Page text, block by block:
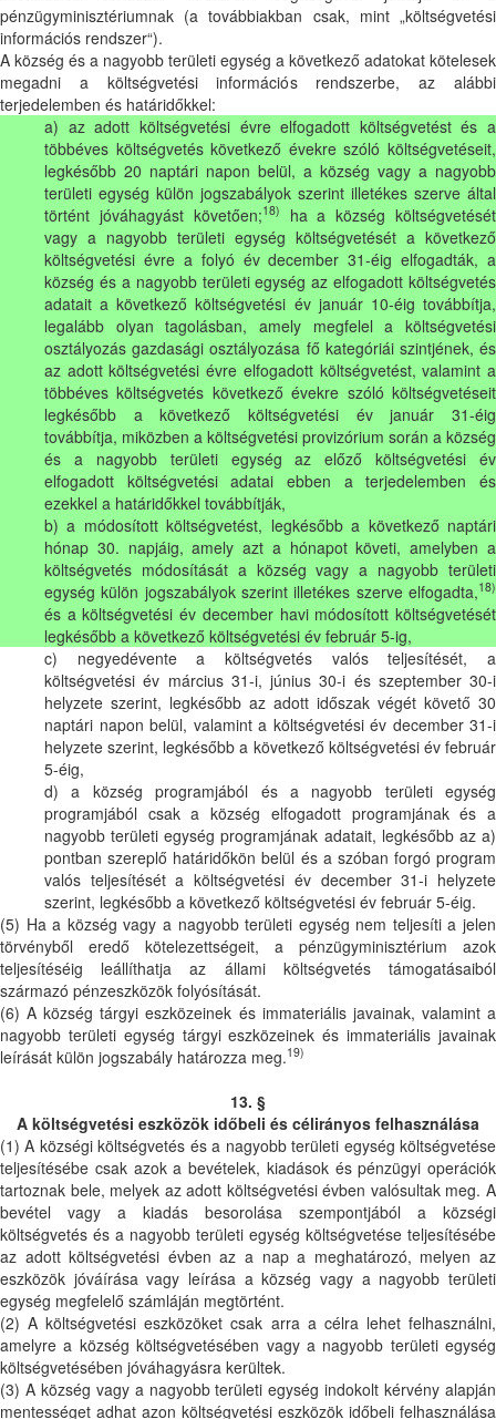
pénzügyminisztériumnak (a továbbiakban csak, mint „költségvetési
információs rendszer“).
A község és a nagyobb területi egység a következő adatokat kötelesek
megadni a költségvetési információs rendszerbe, az alábbi
terjedelemben és határidőkkel:
a) az adott költségvetési évre elfogadott költségvetést és a
többéves költségvetés következő évekre szóló költségvetéseit,
legkésőbb 20 naptári napon belül, a község vagy a nagyobb
területi egység külön jogszabályok szerint illetékes szerve által
történt jóváhagyást követően;18)
ha a község költségvetését
vagy a nagyobb területi egység költségvetését a következő
költségvetési évre a folyó év december 31-éig elfogadták, a
község és a nagyobb területi egység az elfogadott költségvetés
adatait a következő költségvetési év január 10-éig továbbítja,
legalább olyan tagolásban, amely megfelel a költségvetési
osztályozás gazdasági osztályozása fő kategóriái szintjének, és
az adott költségvetési évre elfogadott költségvetést, valamint a
többéves költségvetés következő évekre szóló költségvetéseit
legkésőbb a következő költségvetési év január 31-éig
továbbítja, miközben a költségvetési provizórium során a község
és a nagyobb területi egység az előző költségvetési év
elfogadott költségvetési adatai ebben a terjedelemben és
ezekkel a határidőkkel továbbítják,
b) a módosított költségvetést, legkésőbb a következő naptári
hónap 30. napjáig, amely azt a hónapot követi, amelyben a
költségvetés módosítását a község vagy a nagyobb területi
egység külön jogszabályok szerint illetékes szerve elfogadta,18)
és a költségvetési év december havi módosított költségvetését
legkésőbb a következő költségvetési év február 5-ig,
c) negyedévente a költségvetés valós teljesítését, a
költségvetési év március 31-i, június 30-i és szeptember 30-i
helyzete szerint, legkésőbb az adott időszak végét követő 30
naptári napon belül, valamint a költségvetési év december 31-i
helyzete szerint, legkésőbb a következő költségvetési év február
5-éig,
d) a község programjából és a nagyobb területi egység
programjából csak a község elfogadott programjának és a
nagyobb területi egység programjának adatait, legkésőbb az a)
pontban szereplő határidőkön belül és a szóban forgó program
valós teljesítését a költségvetési év december 31-i helyzete
szerint, legkésőbb a következő költségvetési év február 5-éig.
(5) Ha a község vagy a nagyobb területi egység nem teljesíti a jelen
törvényből eredő kötelezettségeit, a pénzügyminisztérium azok
teljesítéséig leállíthatja az állami költségvetés támogatásaiból
származó pénzeszközök folyósítását.
(6) A község tárgyi eszközeinek és immateriális javainak, valamint a
nagyobb területi egység tárgyi eszközeinek és immateriális javainak
leírását külön jogszabály határozza meg.19)
13. §
A költségvetési eszközök időbeli és célirányos felhasználása
(1) A községi költségvetés és a nagyobb területi egység költségvetése
teljesítésébe csak azok a bevételek, kiadások és pénzügyi operációk
tartoznak bele, melyek az adott költségvetési évben valósultak meg. A
bevétel vagy a kiadás besorolása szempontjából a községi
költségvetés és a nagyobb területi egység költségvetése teljesítésébe
az adott költségvetési évben az a nap a meghatározó, melyen az
eszközök jóváírása vagy leírása a község vagy a nagyobb területi
egység megfelelő számláján megtörtént.
(2) A költségvetési eszközöket csak arra a célra lehet felhasználni,
amelyre a község költségvetésében vagy a nagyobb területi egység
költségvetésében jóváhagyásra kerültek.
(3) A község vagy a nagyobb területi egység indokolt kérvény alapján
mentességet adhat azon költségvetési eszközök időbeli felhasználása